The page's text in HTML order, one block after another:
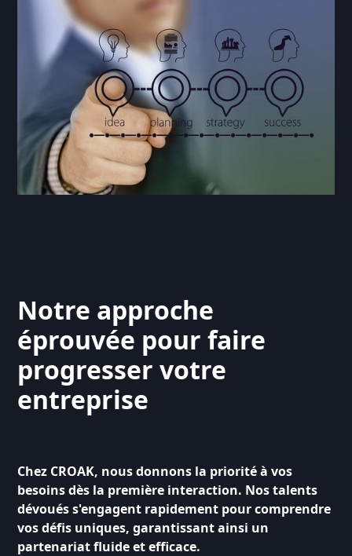
Notre approche
éprouvée pour faire
progresser votre
entreprise
Chez CROAK, nous donnons la priorité à vos
besoins dès la première interaction. Nos talents
dévoués s'engagent rapidement pour comprendre
vos défis uniques, garantissant ainsi un
partenariat fluide et efficace.